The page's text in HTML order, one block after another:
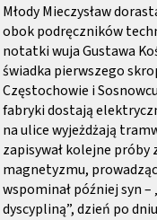
Młody Mieczysław
obok podręczników
notatki wuja Gustawa
świadka pierwszego
Częstochowie i
fabryki dostają
na ulice wyjeżdżają
zapisywał kolejne próby
magnetyzmu,
wspominał później syn –
dyscypliną”, dzień po